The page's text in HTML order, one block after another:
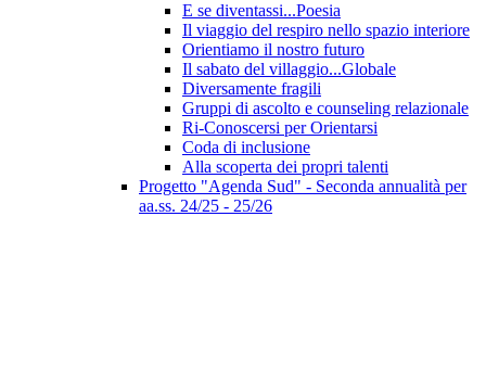
E se diventassi...Poesia
Il viaggio del respiro nello spazio interiore
Orientiamo il nostro futuro
Il sabato del villaggio...Globale
Diversamente fragili
Gruppi di ascolto e counseling relazionale
Ri-Conoscersi per Orientarsi
Coda di inclusione
Alla scoperta dei propri talenti
Progetto "Agenda Sud" - Seconda annualità per
aa.ss. 24/25 - 25/26